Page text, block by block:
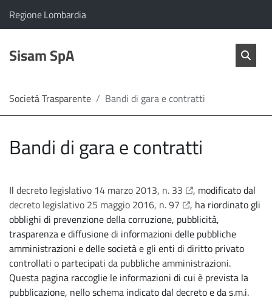
Home
Servizi
diretta
Il comune di Sisam SpA appartiene a:
Regione Lombardia(Apre il link in una nuova scheda)
Sisam SpA salta
Società Trasparente Bandi di gara e contratti
Bandi di gara e contratti
Il decreto legislativo 14 marzo 2013, n. 33 apre il link in una
, modificato dal
decreto legislativo 25 maggio 2016, n. 97 apre il link in una
, ha riordinato gli
obblighi di prevenzione della corruzione, pubblicità,
trasparenza e diffusione di informazioni delle pubbliche
amministrazioni e delle società e gli enti di diritto privato
controllati o partecipati da pubbliche amministrazioni.
Questa pagina raccoglie le informazioni di cui è prevista la
pubblicazione, nello schema indicato dal decreto e da s.m.i.